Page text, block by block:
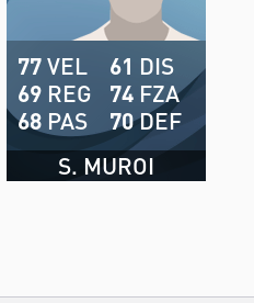
S. MUROI
77VEL
69 REG
68 PAS
61 DIS
74 FZA
70DEF